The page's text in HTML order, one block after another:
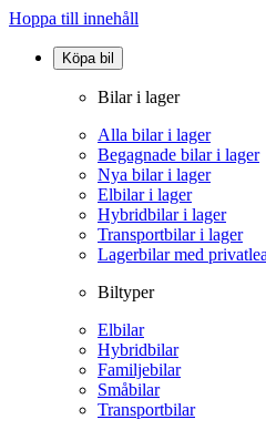
Hoppa till innehåll
Köpa bil
Bilar i lager
Alla bilar i lager
Begagnade bilar i lager
Nya bilar i lager
Elbilar i lager
Hybridbilar i lager
Transportbilar i lager
Lagerbilar med
Biltyper
Elbilar
Hybridbilar
Familjebilar
Småbilar
Transportbilar